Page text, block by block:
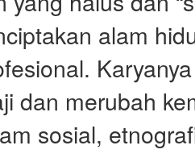
alam
dan merubah
sosial,